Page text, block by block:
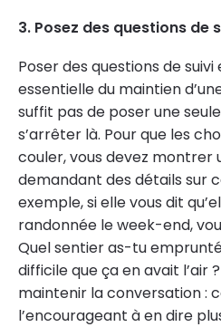
3. Posez des questions de
Poser des questions de
essentielle du maintien
suffit pas de poser une
s’arrêter là. Pour que les
couler, vous devez montrer
demandant des détails sur
exemple, si elle vous dit
randonnée le week-end,
Quel sentier as-tu
difficile que ça en avait l’air
maintenir la conversation :
l’encourageant à en dire